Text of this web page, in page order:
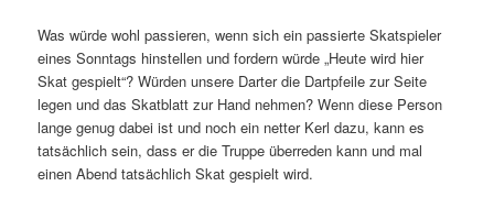
Was würde wohl passieren, wenn sich ein passierte Skatspieler
eines Sonntags hinstellen und fordern würde „Heute wird hier
Skat gespielt“? Würden unsere Darter die Dartpfeile zur Seite
legen und das Skatblatt zur Hand nehmen? Wenn diese Person
lange genug dabei ist und noch ein netter Kerl dazu, kann es
tatsächlich sein, dass er die Truppe überreden kann und mal
einen Abend tatsächlich Skat gespielt wird.